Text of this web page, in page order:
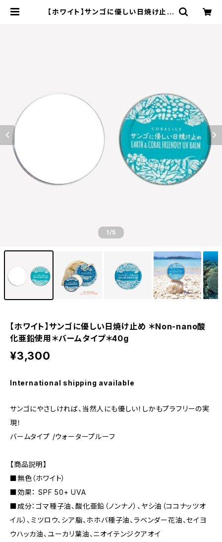
【ホワイト】サンゴに優しい日焼け止め
1/5
【ホワイト】サンゴに優しい日焼け止め ＊Non-nano酸
化亜鉛使用＊バームタイプ＊40g
¥3,300
International shipping available
サンゴにやさしければ、当然人にも優しい！しかもプラフリーの実
現！
バームタイプ /ウォータープルーフ
【商品説明】
■無色（ホワイト）
■効果： SPF 50+ UVA
■成分：ゴマ種子油、酸化亜鉛（ノンナノ）、ヤシ油（ココナッツオ
イル）、ミツロウ、シア脂、ホホバ種子油、ラベンダー花油、セイヨ
ウハッカ油、ユーカリ葉油、ニオイテンジクアオイ